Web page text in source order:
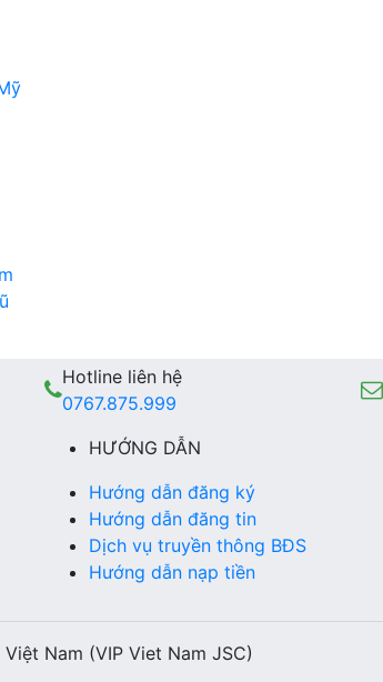
Hotline liên hệ
0767.875.999
HƯỚNG DẪN
Hướng dẫn đăng ký
Hướng dẫn đăng tin
Dịch vụ truyền thông BĐS
Hướng dẫn nạp tiền
Nam (VIP Viet Nam JSC)